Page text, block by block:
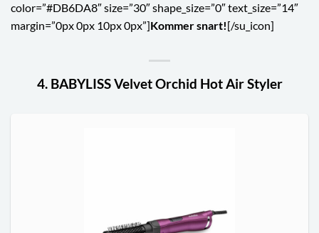
color=”#DB6DA8″ size=”30″ shape_size=”0″ text_size=”14″
margin=”0px 0px 10px 0px”]Kommer snart![/su_icon]
4. BABYLISS Velvet Orchid Hot Air Styler